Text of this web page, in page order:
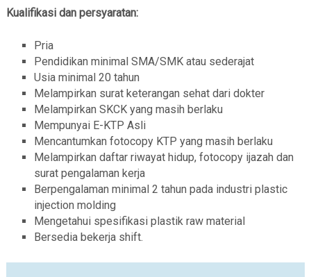
Kualifikasi dan persyaratan:
Pria
Pendidikan minimal SMA/SMK atau sederajat
Usia minimal 20 tahun
Melampirkan surat keterangan sehat dari dokter
Melampirkan SKCK yang masih berlaku
Mempunyai E-KTP Asli
Mencantumkan fotocopy KTP yang masih berlaku
Melampirkan daftar riwayat hidup, fotocopy ijazah dan
surat pengalaman kerja
Berpengalaman minimal 2 tahun pada industri plastic
injection molding
Mengetahui spesifikasi plastik raw material
Bersedia bekerja shift.